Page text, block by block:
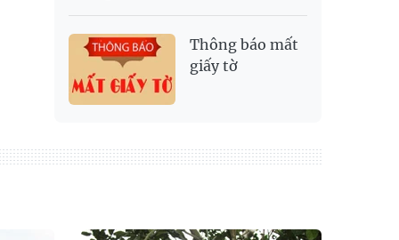
Thông báo mất
giấy tờ